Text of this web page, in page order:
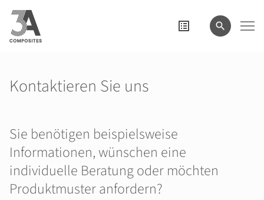
eingeben
Kontaktieren Sie uns
Sie benötigen beispielsweise
Informationen, wünschen eine
individuelle Beratung oder möchten
Produktmuster anfordern?